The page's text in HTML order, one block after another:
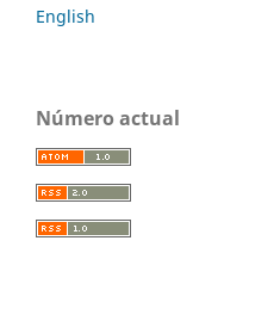
English
Número actual